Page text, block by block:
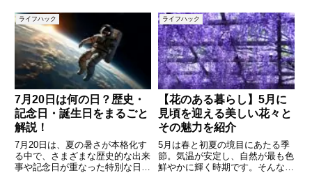
し、東京の一部や横浜などでは7
月13日から16日、沖縄・奄美な
どでは旧暦（いわゆる“旧盆”）に
行うため毎年日付が変わります
のやり取りに影響を与える可能性
があります。そのため、軽い接触
事故のお詫びは、相手に配慮した
内容でなければなりません。本記
ライフハック
7月20日は何の日？歴史・
記念日・誕生日をまるごと
解説！
7月20日は、夏の暑さが本格化す
る中で、さまざまな歴史的な出来
事や記念日が重なった特別な日で
ライフハック
【花のある暮らし】5月に
見頃を迎える美しい花々と
その魅力を紹介
5月は春と初夏の境目にあたる季
節。気温が安定し、自然が最も色
鮮やかに輝く時期です。そんな5